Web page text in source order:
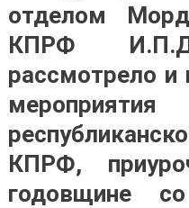
отделом
КПРФ
рассмотрело и
КПРФ,
годовщине